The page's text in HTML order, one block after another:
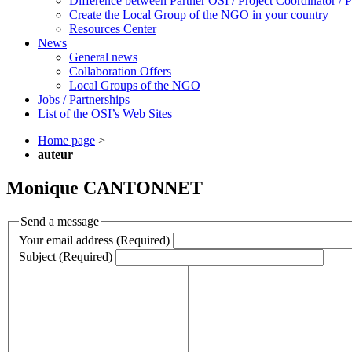
Create the Local Group of the NGO in your country
Resources Center
News
General news
Collaboration Offers
Local Groups of the NGO
Jobs / Partnerships
List of the OSI’s Web Sites
Home page >
auteur
Monique CANTONNET
Send a message
Your email address (Required)
Subject (Required)